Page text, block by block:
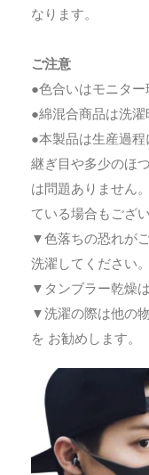
なります。
ご注意
●色合いはモニター
●綿混合商品は洗濯
●本製品は生産過
継ぎ目や多少のほ
は問題ありません
ている場合もござい
▼色落ちの恐れが
洗濯してください。
▼タンブラー乾燥
▼洗濯の際は他の
を お勧めします。